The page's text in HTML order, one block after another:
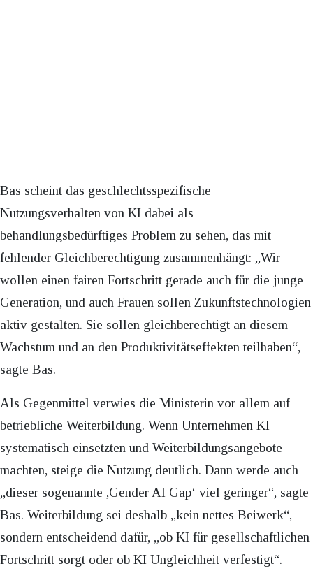
Bas scheint das geschlechtsspezifische
Nutzungsverhalten von KI dabei als
behandlungsbedürftiges Problem zu sehen, das mit
fehlender Gleichberechtigung zusammenhängt: „Wir
wollen einen fairen Fortschritt gerade auch für die junge
Generation, und auch Frauen sollen Zukunftstechnologien
aktiv gestalten. Sie sollen gleichberechtigt an diesem
Wachstum und an den Produktivitätseffekten teilhaben“,
sagte Bas.
Als Gegenmittel verwies die Ministerin vor allem auf
betriebliche Weiterbildung. Wenn Unternehmen KI
systematisch einsetzten und Weiterbildungsangebote
machten, steige die Nutzung deutlich. Dann werde auch
„dieser sogenannte ,Gender AI Gap‘ viel geringer“, sagte
Bas. Weiterbildung sei deshalb „kein nettes Beiwerk“,
sondern entscheidend dafür, „ob KI für gesellschaftlichen
Fortschritt sorgt oder ob KI Ungleichheit verfestigt“.